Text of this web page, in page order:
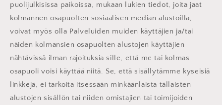
puolijulkisissa paikoissa, mukaan lukien tiedot, joita jaat
kolmannen osapuolten sosiaalisen median alustoilla,
voivat myös olla Palveluiden muiden käyttäjien ja/tai
näiden kolmansien osapuolten alustojen käyttäjien
nähtävissä ilman rajoituksia sille, että me tai kolmas
osapuoli voisi käyttää niitä. Se, että sisällytämme kyseisiä
linkkejä, ei tarkoita itsessään minkäänlaista tällaisten
alustojen sisällön tai niiden omistajien tai toimijoiden